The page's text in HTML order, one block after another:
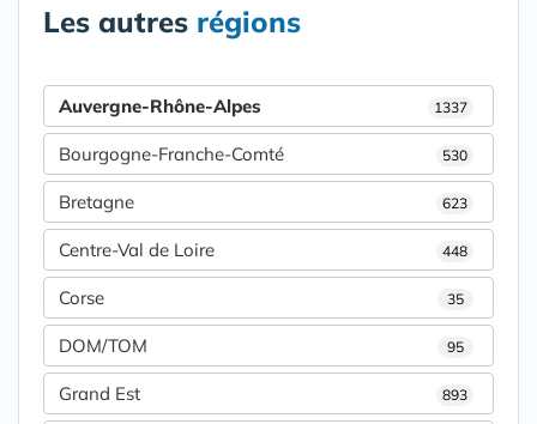
Les autres régions
Auvergne-Rhône-Alpes 1337
Bourgogne-Franche-Comté 530
Bretagne 623
Centre-Val de Loire 448
Corse 35
DOM/TOM 95
Grand Est 893